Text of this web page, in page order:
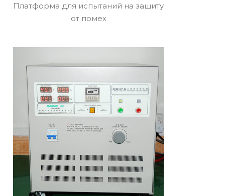
Платформа для испытаний на защиту
от помех